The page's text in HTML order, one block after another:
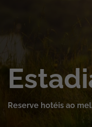
Cruzeiros
Promoções
Reserve hotéis ao